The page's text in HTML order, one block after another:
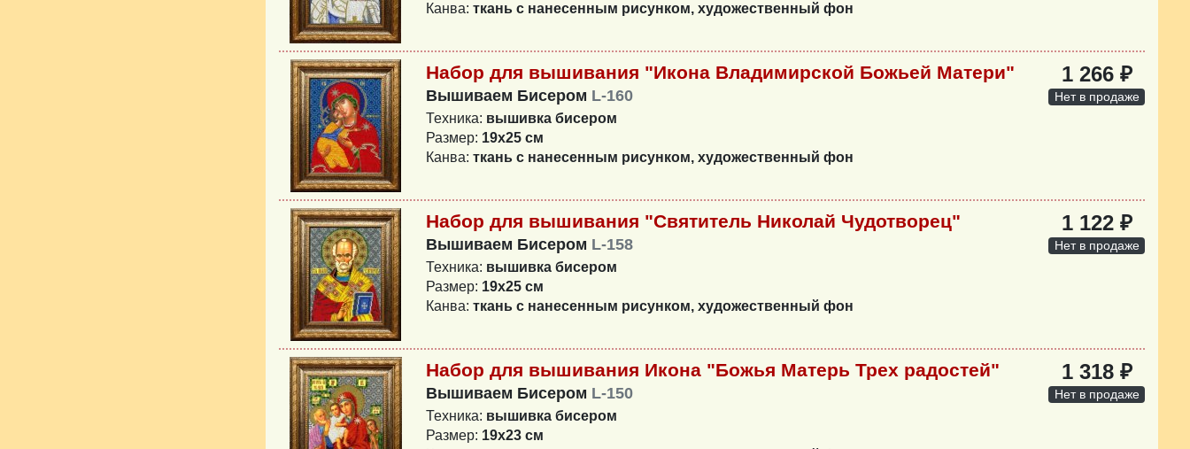
Канва: ткань с нанесенным рисунком, художественный фон
Набор для вышивания "Икона Владимирской Божьей Матери"
Вышиваем Бисером L-160
Техника: вышивка бисером
Размер: 19х25 см
Канва: ткань с нанесенным рисунком, художественный фон
1 266 ₽
Нет в продаже
Набор для вышивания "Святитель Николай Чудотворец"
Вышиваем Бисером L-158
Техника: вышивка бисером
Размер: 19х25 см
Канва: ткань с нанесенным рисунком, художественный фон
1 122 ₽
Нет в продаже
Набор для вышивания Икона "Божья Матерь Трех радостей"
Вышиваем Бисером L-150
Техника: вышивка бисером
Размер: 19х23 см
1 318 ₽
Нет в продаже